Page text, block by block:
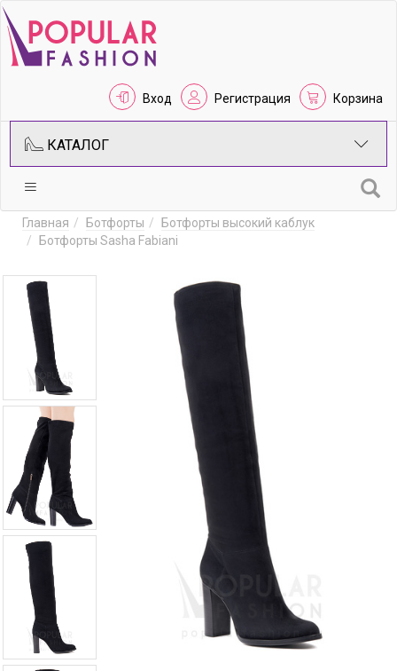
Вход Регистрация Корзина
КАТАЛОГ
Главная Ботфорты
Ботфорты высокий каблук
Ботфорты Sasha Fabiani